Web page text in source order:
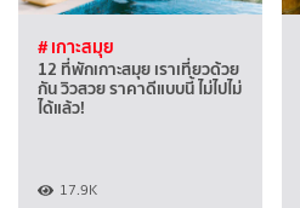
# เกาะสมุย
12 ที่พักเกาะสมุย เราเที่ยวด้วย
กัน วิวสวย ราคาดีแบบนี้ ไม่ไปไม่
ได้แล้ว!
17.9K